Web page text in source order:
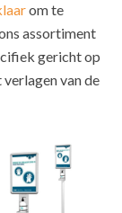
om te
assortiment
gericht op
van de